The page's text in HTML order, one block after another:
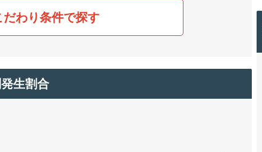
だわり条件で探す
生割合